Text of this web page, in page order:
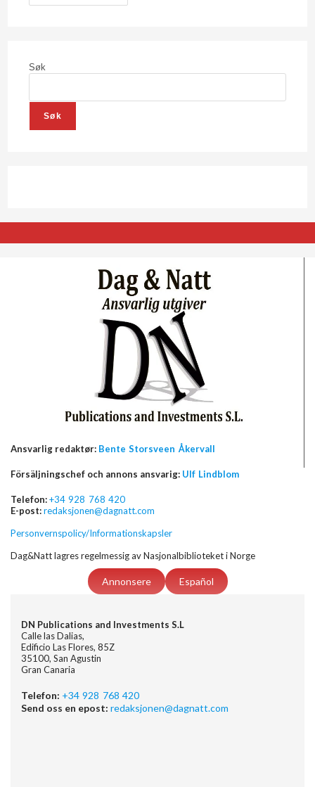
Søk
Søk
Ansvarlig redaktør: Bente Storsveen Åkervall
Försäljningschef och annons ansvarig: Ulf Lindblom
Telefon:+34 928 768 420
E-post:redaksjonen@dagnatt.com
Personvernspolicy/Informationskapsler
Dag&Natt lagres regelmessig av Nasjonalbiblioteket i Norge
Annonsere Español
DN Publications and Investments S.L
Calle las Dalias,
Edificio Las Flores, 85Z
35100, San Agustin
Gran Canaria
Telefon: +34 928 768 420
Send oss en epost: redaksjonen@dagnatt.com